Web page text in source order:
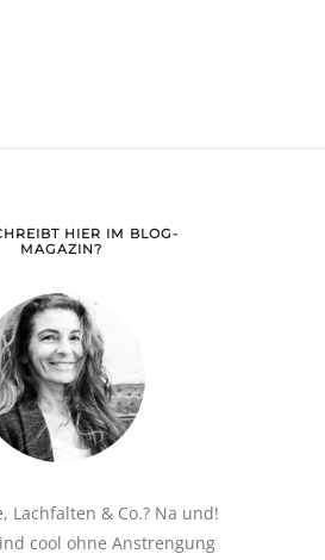
HIER IM BLOG-
MAGAZIN?
Lachfalten & Co.? Na und!
cool ohne Anstrengung